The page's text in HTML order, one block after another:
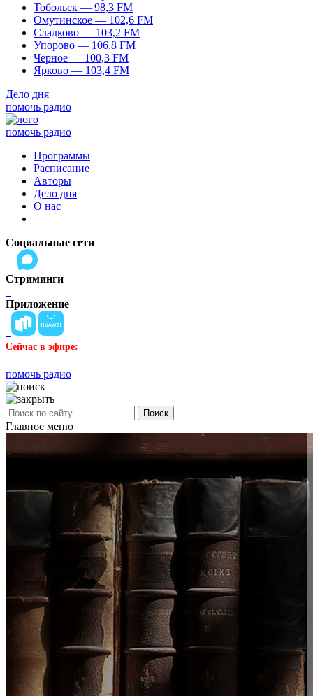
Тобольск — 98,3 FM
Омутинское — 102,6 FM
Сладково — 103,2 FM
Упорово — 106,8 FM
Черное — 100,3 FM
Ярково — 103,4 FM
Дело дня
помочь радио
помочь радио
Программы
Расписание
Авторы
Дело дня
О нас
Социальные сети
Стриминги
Приложение
Сейчас в эфире:
помочь радио
Поиск
Главное меню